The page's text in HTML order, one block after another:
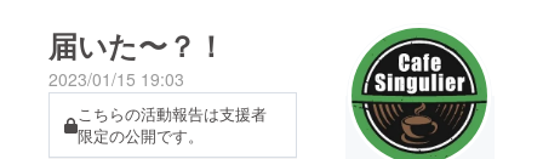
届いた〜？！
2023/01/15 19:03
こちらの活動報告は支援者
限定の公開です。